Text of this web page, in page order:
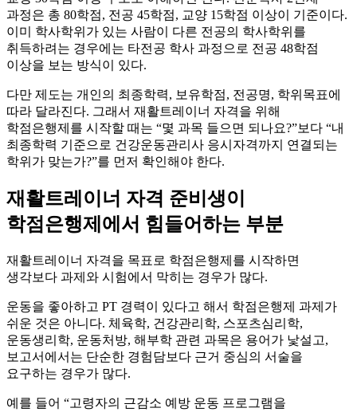
과정은 총 80학점, 전공 45학점, 교양 15학점 이상이 기준이다.
이미 학사학위가 있는 사람이 다른 전공의 학사학위를
취득하려는 경우에는 타전공 학사 과정으로 전공 48학점
이상을 보는 방식이 있다.
다만 제도는 개인의 최종학력, 보유학점, 전공명, 학위목표에
따라 달라진다. 그래서 재활트레이너 자격을 위해
학점은행제를 시작할 때는 “몇 과목 들으면 되나요?”보다 “내
최종학력 기준으로 건강운동관리사 응시자격까지 연결되는
학위가 맞는가?”를 먼저 확인해야 한다.
재활트레이너 자격 준비생이
학점은행제에서 힘들어하는 부분
재활트레이너 자격을 목표로 학점은행제를 시작하면
생각보다 과제와 시험에서 막히는 경우가 많다.
운동을 좋아하고 PT 경력이 있다고 해서 학점은행제 과제가
쉬운 것은 아니다. 체육학, 건강관리학, 스포츠심리학,
운동생리학, 운동처방, 해부학 관련 과목은 용어가 낯설고,
보고서에서는 단순한 경험담보다 근거 중심의 서술을
요구하는 경우가 많다.
예를 들어 “고령자의 근감소 예방 운동 프로그램을